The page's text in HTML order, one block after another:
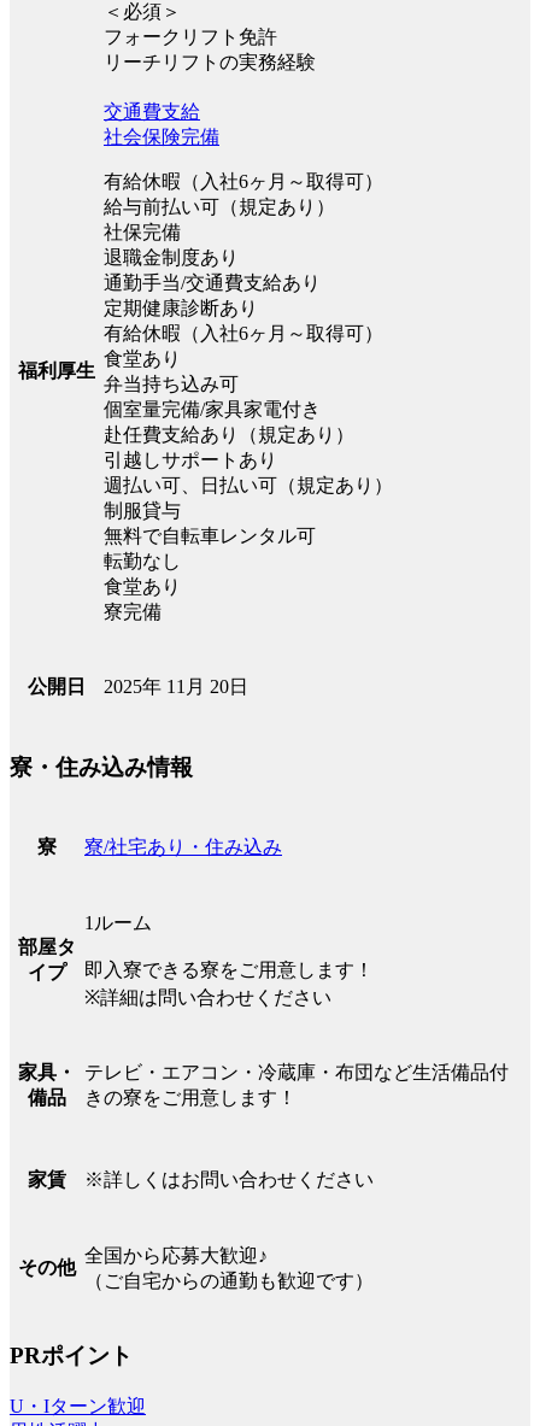
＜必須＞
フォークリフト免許
リーチリフトの実務経験
福利厚生
交通費支給
社会保険完備
有給休暇（入社6ヶ月～取得可）
給与前払い可（規定あり）
社保完備
退職金制度あり
通勤手当/交通費支給あり
定期健康診断あり
有給休暇（入社6ヶ月～取得可）
食堂あり
弁当持ち込み可
個室量完備/家具家電付き
赴任費支給あり（規定あり）
引越しサポートあり
週払い可、日払い可（規定あり）
制服貸与
無料で自転車レンタル可
転勤なし
食堂あり
寮完備
公開日 2025年 11月 20日
寮・住み込み情報
寮 寮/社宅あり・住み込み
部屋タ
イプ
1ルーム
即入寮できる寮をご用意します！
※詳細は問い合わせください
家具・
備品
テレビ・エアコン・冷蔵庫・布団など生活備品付
きの寮をご用意します！
家賃 ※詳しくはお問い合わせください
その他
全国から応募大歓迎♪
（ご自宅からの通勤も歓迎です）
PRポイント
U・Iターン歓迎